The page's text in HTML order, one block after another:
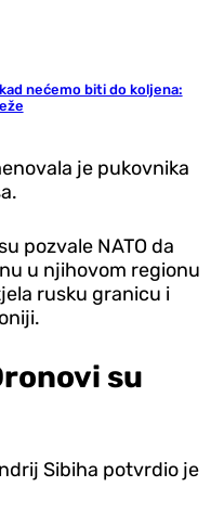
nećemo biti do koljena:
je pukovnika
pozvale NATO da
u njihovom regionu
rusku granicu i
su
Sibiha potvrdio je